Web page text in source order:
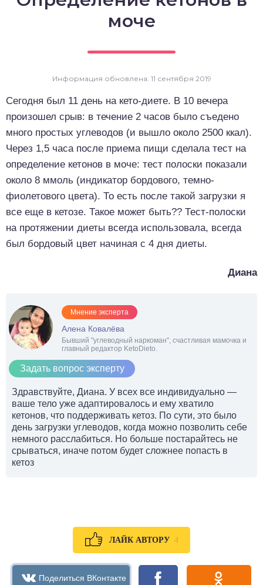
моче
Информация обновлена: 11 сентября 2019
Сегодня был 11 день на кето-диете. В 10 вечера
произошел срыв: в течение 2 часов было съедено
много простых углеводов (и вышло около 2500 ккал).
Через 1,5 часа после приема пищи сделала тест на
определение кетонов в моче: тест полоски показали
около 8 ммоль (индикатор бордового, темно-
фиолетового цвета). То есть после такой загрузки я
все еще в кетозе. Такое может быть?? Тест-полоски
на протяжении диеты всегда использовала, всегда
был бордовый цвет начиная с 4 дня диеты.
Диана
Мнение эксперта
Алена Ковалёва
Бывший "углеводный наркоман", счастливая мамочка и
главный редактор KetoDieto.
Задать вопрос эксперту
Здравствуйте, Диана. У всех все индивидуально —
ваше тело уже адаптировалось и ему хватило
кетонов, что поддерживать кетоз. По сути, это было
день загрузки углеводов, когда можно позволить себе
немного расслабиться. Но больше постарайтесь не
срываться, иначе потом будет сложнее попасть в
кетоз
ЛАЙК АВТОРУ 4